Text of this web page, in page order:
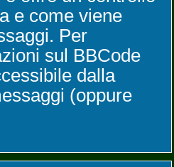
e come viene
Per
sul BBCode
dalla
(oppure